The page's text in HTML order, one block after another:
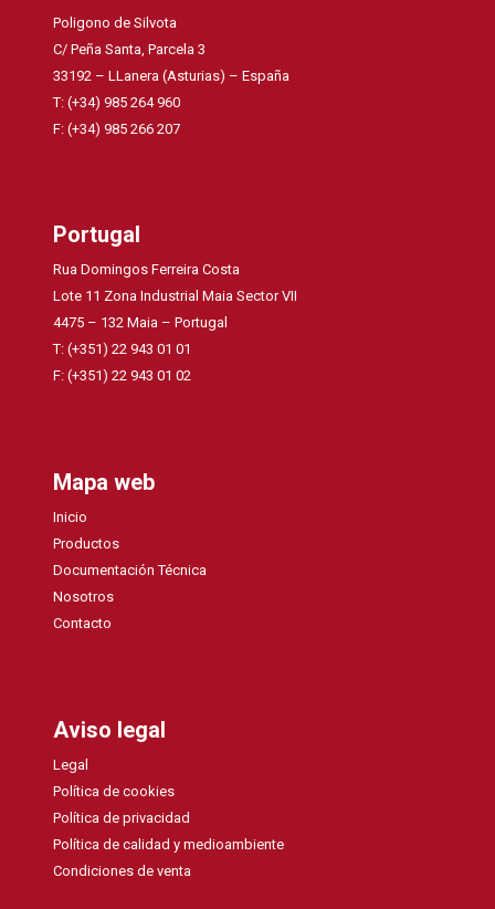
Poligono de Silvota
C/ Peña Santa, Parcela 3
33192 – LLanera (Asturias) – España
T: (+34) 985 264 960
F: (+34) 985 266 207
Portugal
Rua Domingos Ferreira Costa
Lote 11 Zona Industrial Maia Sector VII
4475 – 132 Maia – Portugal
T: (+351) 22 943 01 01
F: (+351) 22 943 01 02
Mapa web
Inicio
Productos
Documentación Técnica
Nosotros
Contacto
Aviso legal
Legal
Política de cookies
Política de privacidad
Política de calidad y medioambiente
Condiciones de venta